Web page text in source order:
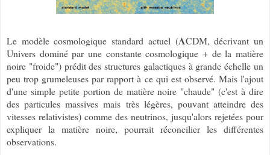
Le modèle cosmologique standard actuel (𝚲CDM, décrivant un
Univers dominé par une constante cosmologique + de la matière
noire "froide") prédit des structures galactiques à grande échelle un
peu trop grumeleuses par rapport à ce qui est observé. Mais l'ajout
d'une simple petite portion de matière noire "chaude" (c'est à dire
des particules massives mais très légères, pouvant atteindre des
vitesses relativistes) comme des neutrinos, jusqu'alors rejetées pour
expliquer la matière noire, pourrait réconcilier les différentes
observations.